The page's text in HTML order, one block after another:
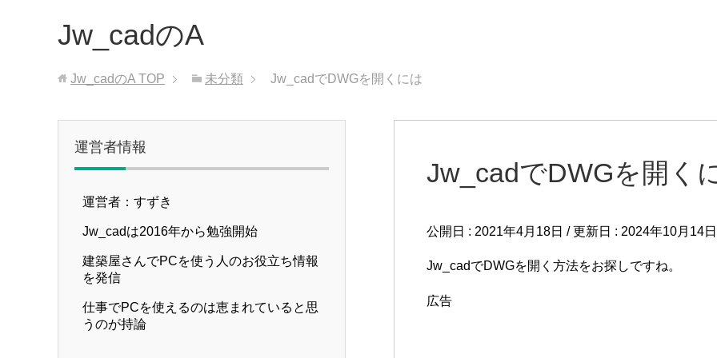
Jw_cadのA
Jw_cadのA TOP 未分類 Jw_cadでDWGを開くには
Jw_cadでDWGを開く
公開日 : 2021年4月18日 / 更新日 : 2024年10月14日
Jw_cadでDWGを開く方法をお探しですね。
広告
運営者情報
運営者：すずき
Jw_cadは2016年から勉強開始
建築屋さんでPCを使う人のお役立ち情報
を発信
仕事でPCを使えるのは恵まれていると思
うのが持論